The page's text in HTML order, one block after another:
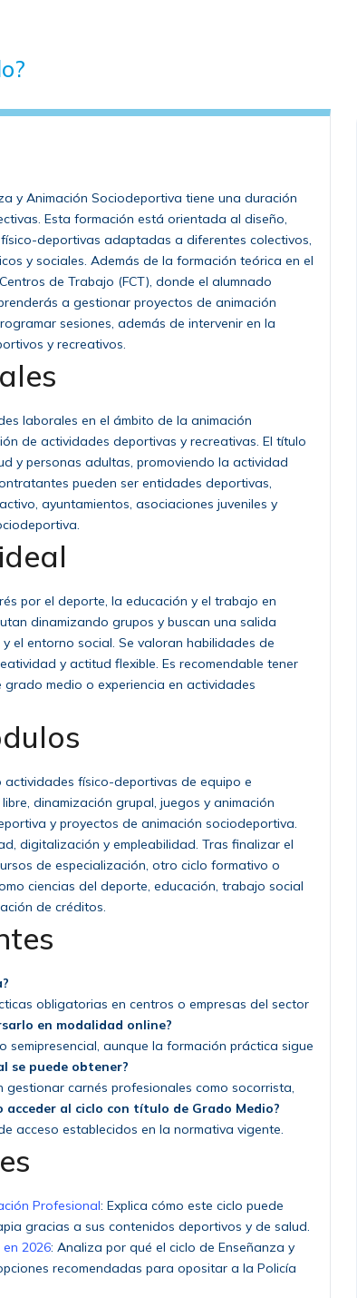
y Animación Sociodeportiva tiene una duración
Esta formación está orientada al diseño,
deportivas adaptadas a diferentes colectivos,
y sociales. Además de la formación teórica en el
de Trabajo (FCT), donde el alumnado
a gestionar proyectos de animación
sesiones, además de intervenir en la
y recreativos.
laborales en el ámbito de la animación
de actividades deportivas y recreativas. El título
y personas adultas, promoviendo la actividad
pueden ser entidades deportivas,
ayuntamientos, asociaciones juveniles y
por el deporte, la educación y el trabajo en
dinamizando grupos y buscan una salida
el entorno social. Se valoran habilidades de
y actitud flexible. Es recomendable tener
medio o experiencia en actividades
físico-deportivas de equipo e
dinamización grupal, juegos y animación
y proyectos de animación sociodeportiva.
digitalización y empleabilidad. Tras finalizar el
de especialización, otro ciclo formativo o
ciencias del deporte, educación, trabajo social
de créditos.
obligatorias en centros o empresas del sector
en modalidad online?
aunque la formación práctica sigue
se puede obtener?
carnés profesionales como socorrista,
acceder al ciclo con título de Grado Medio?
acceso establecidos en la normativa vigente.
Profesional: Explica cómo este ciclo puede
gracias a sus contenidos deportivos y de salud.
2026: Analiza por qué el ciclo de Enseñanza y
recomendadas para opositar a la Policía